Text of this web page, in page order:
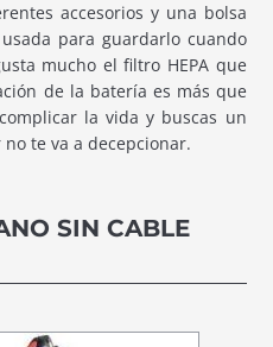
accesorios y una bolsa
para guardarlo cuando
mucho el filtro HEPA que
de la batería es más que
la vida y buscas un
te va a decepcionar.
SIN CABLE